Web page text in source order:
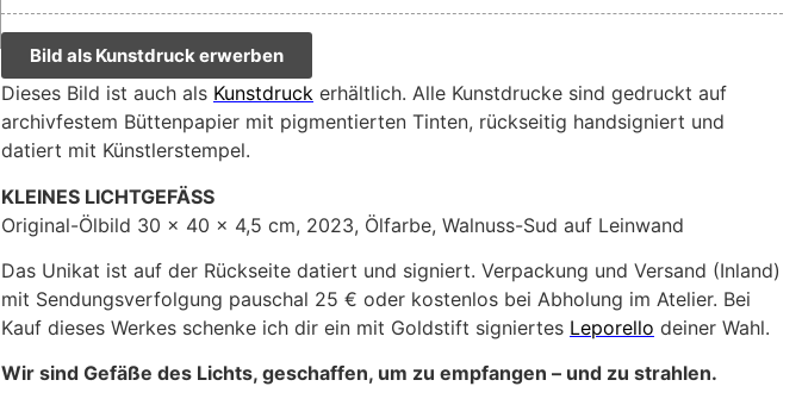
Bild als Kunstdruck erwerben
Dieses Bild ist auch als Kunstdruck erhältlich. Alle Kunstdrucke sind gedruckt auf
archivfestem Büttenpapier mit pigmentierten Tinten, rückseitig handsigniert und
datiert mit Künstlerstempel.
KLEINES LICHTGEFÄSS
Original-Ölbild 30 x 40 x 4,5 cm, 2023, Ölfarbe, Walnuss-Sud auf Leinwand
Das Unikat ist auf der Rückseite datiert und signiert. Verpackung und Versand (Inland)
mit Sendungsverfolgung pauschal 25 € oder kostenlos bei Abholung im Atelier. Bei
Kauf dieses Werkes schenke ich dir ein mit Goldstift signiertes Leporello deiner Wahl.
Wir sind Gefäße des Lichts, geschaffen, um zu empfangen – und zu strahlen.